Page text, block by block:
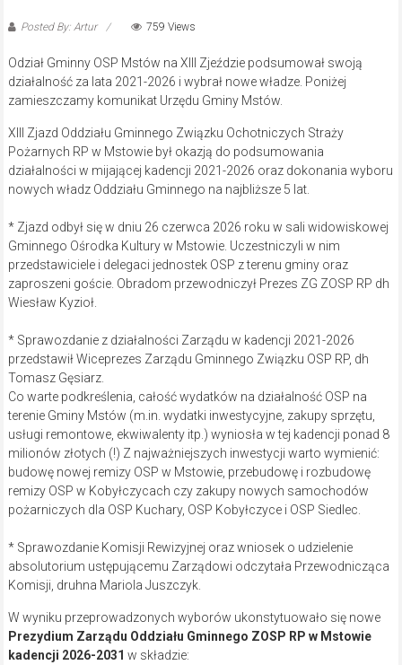
Posted By: Artur 759 Views
Odział Gminny OSP Mstów na XIII Zjeździe podsumował swoją
działalność za lata 2021-2026 i wybrał nowe władze. Poniżej
zamieszczamy komunikat Urzędu Gminy Mstów.
XIII Zjazd Oddziału Gminnego Związku Ochotniczych Straży
Pożarnych RP w Mstowie był okazją do podsumowania
działalności w mijającej kadencji 2021-2026 oraz dokonania wyboru
nowych władz Oddziału Gminnego na najbliższe 5 lat.
* Zjazd odbył się w dniu 26 czerwca 2026 roku w sali widowiskowej
Gminnego Ośrodka Kultury w Mstowie. Uczestniczyli w nim
przedstawiciele i delegaci jednostek OSP z terenu gminy oraz
zaproszeni goście. Obradom przewodniczył Prezes ZG ZOSP RP dh
Wiesław Kyzioł.
* Sprawozdanie z działalności Zarządu w kadencji 2021-2026
przedstawił Wiceprezes Zarządu Gminnego Związku OSP RP, dh
Tomasz Gęsiarz.
Co warte podkreślenia, całość wydatków na działalność OSP na
terenie Gminy Mstów (m.in. wydatki inwestycyjne, zakupy sprzętu,
usługi remontowe, ekwiwalenty itp.) wyniosła w tej kadencji ponad 8
milionów złotych (!) Z najważniejszych inwestycji warto wymienić:
budowę nowej remizy OSP w Mstowie, przebudowę i rozbudowę
remizy OSP w Kobyłczycach czy zakupy nowych samochodów
pożarniczych dla OSP Kuchary, OSP Kobyłczyce i OSP Siedlec.
* Sprawozdanie Komisji Rewizyjnej oraz wniosek o udzielenie
absolutorium ustępującemu Zarządowi odczytała Przewodnicząca
Komisji, druhna Mariola Juszczyk.
W wyniku przeprowadzonych wyborów ukonstytuowało się nowe
Prezydium Zarządu Oddziału Gminnego ZOSP RP w Mstowie
kadencji 2026-2031 w składzie: